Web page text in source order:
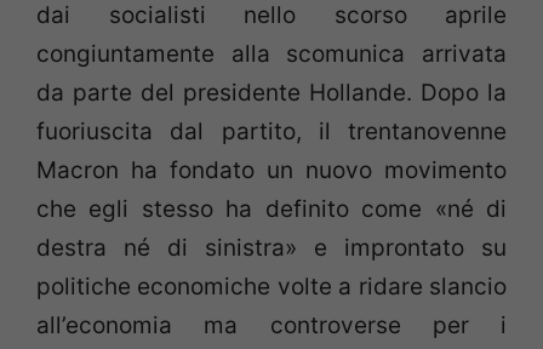
dai socialisti nello scorso aprile
congiuntamente alla scomunica arrivata
da parte del presidente Hollande. Dopo la
fuoriuscita dal partito, il trentanovenne
Macron ha fondato un nuovo movimento
che egli stesso ha definito come «né di
destra né di sinistra» e improntato su
politiche economiche volte a ridare slancio
all’economia ma controverse per i